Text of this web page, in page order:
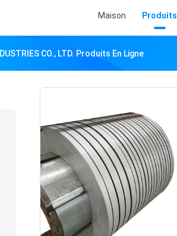
Maison Produits
CO., LTD. Produits En Ligne